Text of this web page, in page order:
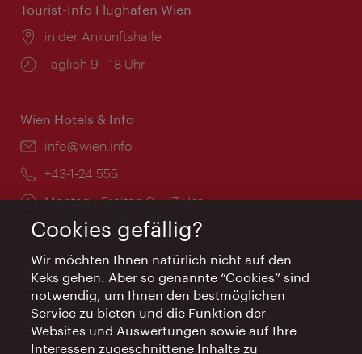
Tourist-Info Flughafen Wien
Ort:
in der Ankunftshalle
Öffnungszeiten:
Täglich 9 - 18 Uhr
Wien Hotels & Info
Email:
info@wien.info
Telefon:
+43-1-24 555
Öffnungszeiten:
Montag - Freitag 9 – 17 Uhr
Feiertags geschlossen
AI Concierge Wien
Ort:
concierge.wien.info
Öffnungszeiten:
Informationen rund um die Uhr
Cookies gefällig?
Wir möchten Ihnen natürlich nicht auf den
Keks gehen. Aber so genannte “Cookies” sind
notwendig, um Ihnen den bestmöglichen
Service zu bieten und die Funktion der
Websites und Auswertungen sowie auf Ihre
Interessen zugeschnittene Inhalte zu